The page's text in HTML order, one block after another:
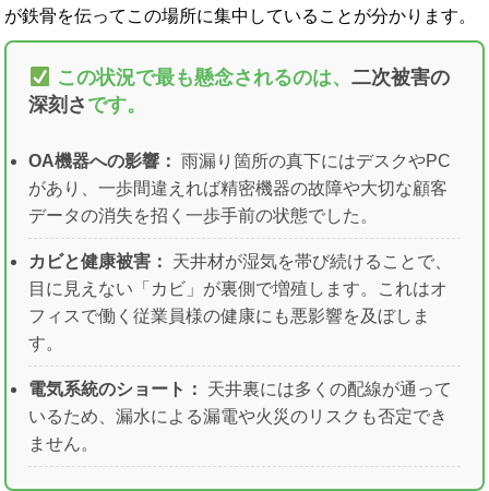
が鉄骨を伝ってこの場所に集中していることが分かります。
この状況で最も懸念されるのは、 二次被害の
深刻さ です。
OA機器への影響： 雨漏り箇所の真下にはデスクやPC
があり、一歩間違えれば精密機器の故障や大切な顧客
データの消失を招く一歩手前の状態でした。
カビと健康被害：
天井材が湿気を帯び続けることで、
目に見えない「カビ」が裏側で増殖します。これはオ
フィスで働く従業員様の健康にも悪影響を及ぼしま
す。
電気系統のショート：
天井裏には多くの配線が通って
いるため、漏水による漏電や火災のリスクも否定でき
ません。